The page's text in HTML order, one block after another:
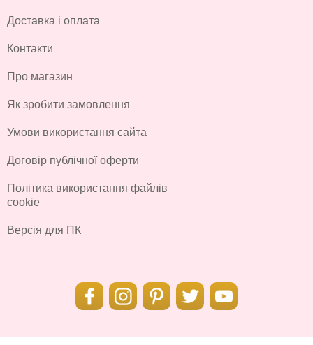
Доставка і оплата
Контакти
Про магазин
Як зробити замовлення
Умови використання сайта
Договір публічної оферти
Політика використання файлів
cookie
Версія для ПК